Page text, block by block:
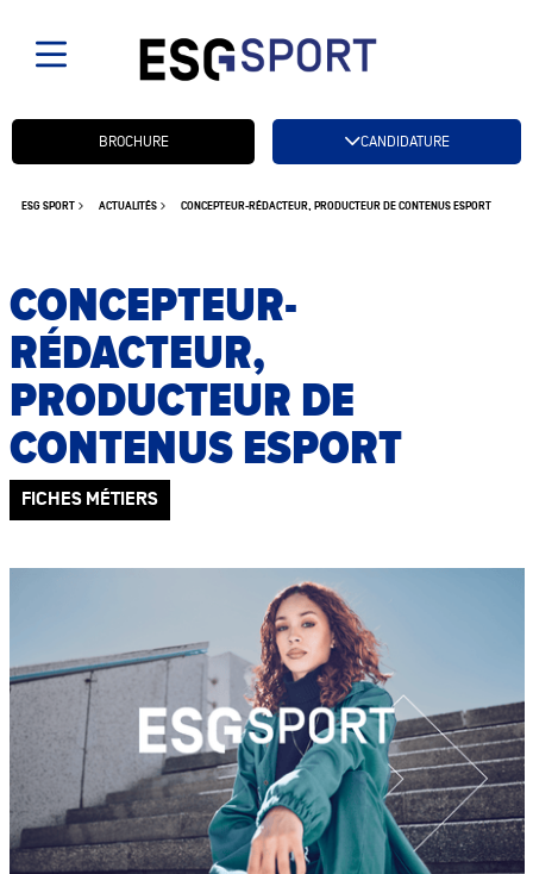
ESG SPORT ACTUALITÉS CONCEPTEUR-RÉDACTEUR, PRODUCTEUR DE CONTENUS ESPORT
CONCEPTEUR-
RÉDACTEUR,
PRODUCTEUR DE
CONTENUS ESPORT
FICHES MÉTIERS
CANDIDATURE
Candidatez btnBROCHURE